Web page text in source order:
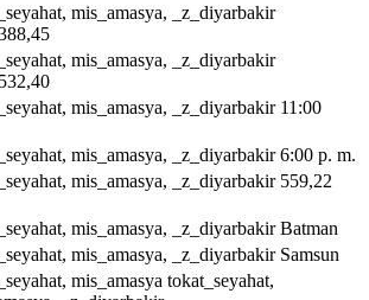
mis_amasya, _z_diyarbakir
mis_amasya, _z_diyarbakir
mis_amasya, _z_diyarbakir 11:00
mis_amasya, _z_diyarbakir 6:00 p. m.
mis_amasya, _z_diyarbakir 559,22
mis_amasya, _z_diyarbakir Batman
mis_amasya, _z_diyarbakir Samsun
mis_amasya tokat_seyahat,